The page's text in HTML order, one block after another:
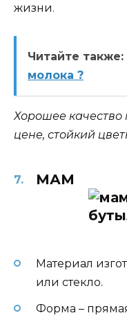
жизни.
Читайте также:
молока ?
Хорошее
цене, стойкий
МАМ
Материал
или стекло.
Форма –